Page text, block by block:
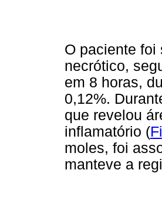
O paciente foi
necrótico,
em 8 horas,
0,12%.
que revelou
inflamatório (
moles, foi
manteve a